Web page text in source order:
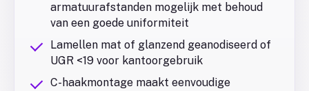
armatuurafstanden mogelijk met behoud
van een goede uniformiteit
Lamellen mat of glanzend geanodiseerd of
UGR <19 voor kantoorgebruik
C-haakmontage maakt eenvoudige